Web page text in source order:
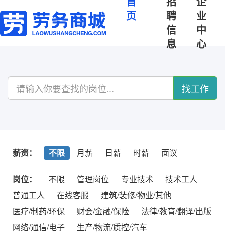
页
聘
信
息
业
中
心
找工作
薪资： 不限 月薪 日薪 时薪 面议
岗位： 不限 管理岗位 专业技术
技术工人
普通工人
在线客服
建筑/装修/物业/其他
医疗/制药/环保
财会/金融/保险
法律/教育/翻译/出版
网络/通信/电子
生产/物流/质控/汽车